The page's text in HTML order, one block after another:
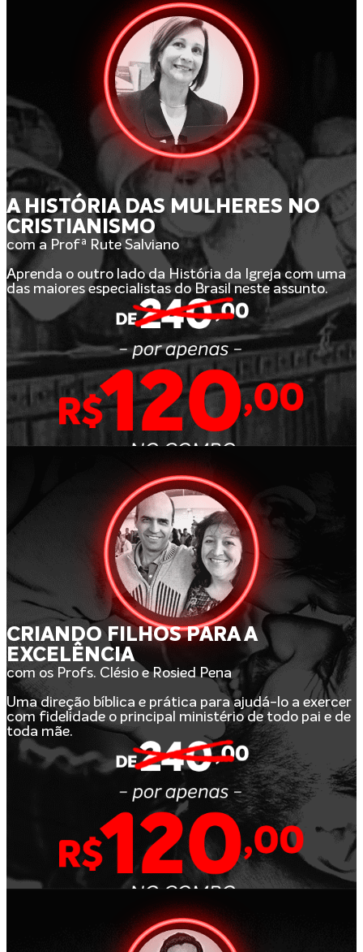
A HISTÓRIA DAS MULHERES NO
CRISTIANISMO
com a Profª Rute Salviano
Aprenda o outro lado da História da Igreja com uma
das maiores especialistas do Brasil neste assunto.
CRIANDO FILHOS PARA A
EXCELÊNCIA
com os Profs. Clésio e Rosied Pena
Uma direção bíblica e prática para ajudá-lo a exercer
com fidelidade o principal ministério de todo pai e de
toda mãe.